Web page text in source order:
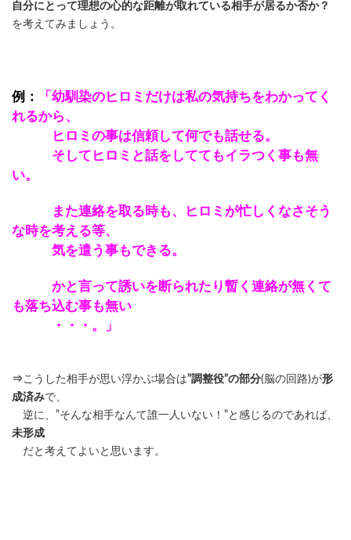
自分にとって理想の心的な距離が取れている相手が居るか否か？
を考えてみましょう。
例：
「幼馴染のヒロミだけは私の気持ちをわかってく
れるから、
ヒロミの事は信頼して何でも話せる。
そしてヒロミと話をしててもイラつく事も無
い。
また連絡を取る時も、ヒロミが忙しくなさそう
な時を考える等、
気を遣う事もできる。
かと言って誘いを断られたり暫く連絡が無くて
も落ち込む事も無い
・・・。」
⇒こうした相手が思い浮かぶ場合は”調整役”の部分(脳の回路)が形
成済みで、
逆に、”そんな相手なんて誰一人いない！”と感じるのであれば、
未形成
だと考えてよいと思います。